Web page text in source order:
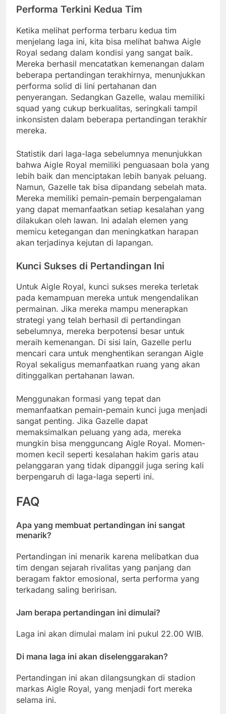
Performa Terkini Kedua Tim
Ketika melihat performa terbaru kedua tim
menjelang laga ini, kita bisa melihat bahwa Aigle
Royal sedang dalam kondisi yang sangat baik.
Mereka berhasil mencatatkan kemenangan dalam
beberapa pertandingan terakhirnya, menunjukkan
performa solid di lini pertahanan dan
penyerangan. Sedangkan Gazelle, walau memiliki
squad yang cukup berkualitas, seringkali tampil
inkonsisten dalam beberapa pertandingan terakhir
mereka.
Statistik dari laga-laga sebelumnya menunjukkan
bahwa Aigle Royal memiliki penguasaan bola yang
lebih baik dan menciptakan lebih banyak peluang.
Namun, Gazelle tak bisa dipandang sebelah mata.
Mereka memiliki pemain-pemain berpengalaman
yang dapat memanfaatkan setiap kesalahan yang
dilakukan oleh lawan. Ini adalah elemen yang
memicu ketegangan dan meningkatkan harapan
akan terjadinya kejutan di lapangan.
Kunci Sukses di Pertandingan Ini
Untuk Aigle Royal, kunci sukses mereka terletak
pada kemampuan mereka untuk mengendalikan
permainan. Jika mereka mampu menerapkan
strategi yang telah berhasil di pertandingan
sebelumnya, mereka berpotensi besar untuk
meraih kemenangan. Di sisi lain, Gazelle perlu
mencari cara untuk menghentikan serangan Aigle
Royal sekaligus memanfaatkan ruang yang akan
ditinggalkan pertahanan lawan.
Menggunakan formasi yang tepat dan
memanfaatkan pemain-pemain kunci juga menjadi
sangat penting. Jika Gazelle dapat
memaksimalkan peluang yang ada, mereka
mungkin bisa mengguncang Aigle Royal. Momen-
momen kecil seperti kesalahan hakim garis atau
pelanggaran yang tidak dipanggil juga sering kali
berpengaruh di laga-laga seperti ini.
FAQ
Apa yang membuat pertandingan ini sangat
menarik?
Pertandingan ini menarik karena melibatkan dua
tim dengan sejarah rivalitas yang panjang dan
beragam faktor emosional, serta performa yang
terkadang saling beririsan.
Jam berapa pertandingan ini dimulai?
Laga ini akan dimulai malam ini pukul 22.00 WIB.
Di mana laga ini akan diselenggarakan?
Pertandingan ini akan dilangsungkan di stadion
markas Aigle Royal, yang menjadi fort mereka
selama ini.